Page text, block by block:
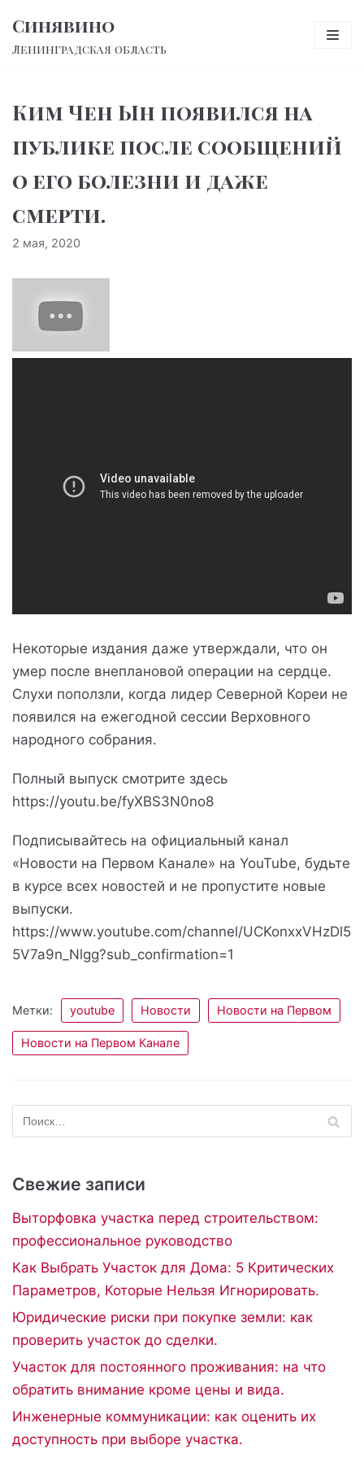
Перейти
к
Синявино
Ленинградская область
Ким Чен Ын появился на
публике после сообщений
о его болезни и даже
смерти.
2 мая, 2020
Некоторые издания даже утверждали, что он
умер после внеплановой операции на сердце.
Слухи поползли, когда лидер Северной Кореи не
появился на ежегодной сессии Верховного
народного собрания.
Полный выпуск смотрите здесь
https://youtu.be/fyXBS3N0no8
Подписывайтесь на официальный канал
«Новости на Первом Канале» на YouTube, будьте
в курсе всех новостей и не пропустите новые
выпуски.
https://www.youtube.com/channel/UCKonxxVHzDl5
5V7a9n_Nlgg?sub_confirmation=1
Метки: youtube Новости Новости на Первом
Новости на Первом Канале
Свежие записи
Выторфовка участка перед строительством:
профессиональное руководство
Как Выбрать Участок для Дома: 5 Критических
Параметров, Которые Нельзя Игнорировать.
Юридические риски при покупке земли: как
проверить участок до сделки.
Участок для постоянного проживания: на что
обратить внимание кроме цены и вида.
Инженерные коммуникации: как оценить их
доступность при выборе участка.